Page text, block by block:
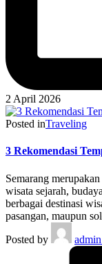
2 April 2026
Posted inTraveling
3 Rekomendasi
Semarang
wisata sejarah,
berbagai destinasi
pasangan, maupun
Posted by